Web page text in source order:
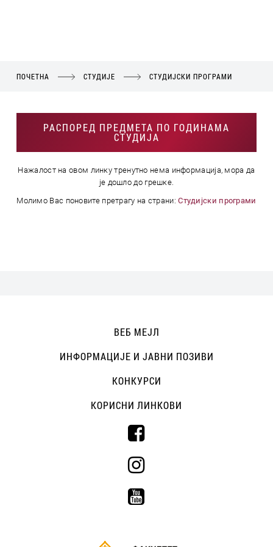
ПОЧЕТНА СТУДИЈЕ СТУДИЈСКИ ПРОГРАМИ
РАСПОРЕД ПРЕДМЕТА ПО ГОДИНАМА
СТУДИЈА
Нажалост на овом линку тренутно нема информација, мора да
је дошло до грешке.
Молимо Вас поновите претрагу на страни:Студијски програми
ВЕБ МЕЈЛ
ИНФОРМАЦИЈЕ И ЈАВНИ ПОЗИВИ
КОНКУРСИ
КОРИСНИ ЛИНКОВИ